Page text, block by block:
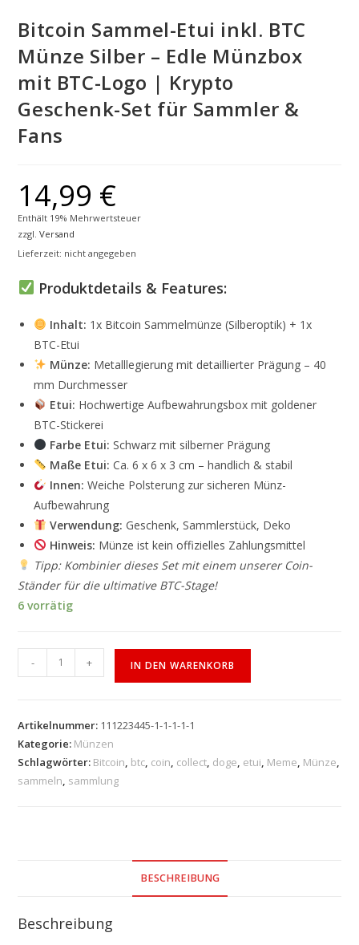
Bitcoin Sammel-Etui inkl. BTC
Münze Silber – Edle Münzbox
mit BTC-Logo | Krypto
Geschenk-Set für Sammler &
Fans
14,99 €
Enthält 19% Mehrwertsteuer
zzgl.Versand
Lieferzeit: nicht angegeben
Produktdetails & Features:
Inhalt: 1x Bitcoin Sammelmünze (Silberoptik) + 1x
BTC-Etui
Münze: Metalllegierung mit detaillierter Prägung – 40
mm Durchmesser
Etui: Hochwertige Aufbewahrungsbox mit goldener
BTC-Stickerei
Farbe Etui: Schwarz mit silberner Prägung
Maße Etui: Ca. 6 x 6 x 3 cm – handlich & stabil
Innen: Weiche Polsterung zur sicheren Münz-
Aufbewahrung
Verwendung: Geschenk, Sammlerstück, Deko
Hinweis: Münze ist kein offizielles Zahlungsmittel
Tipp: Kombinier dieses Set mit einem unserer Coin-
Ständer für die ultimative BTC-Stage!
6 vorrätig
- + IN DEN WARENKORB
Artikelnummer: 111223445-1-1-1-1-1
Kategorie: Münzen
Schlagwörter: Bitcoin btc coin collect doge etui Meme Münze
sammeln sammlung
BESCHREIBUNG
Beschreibung